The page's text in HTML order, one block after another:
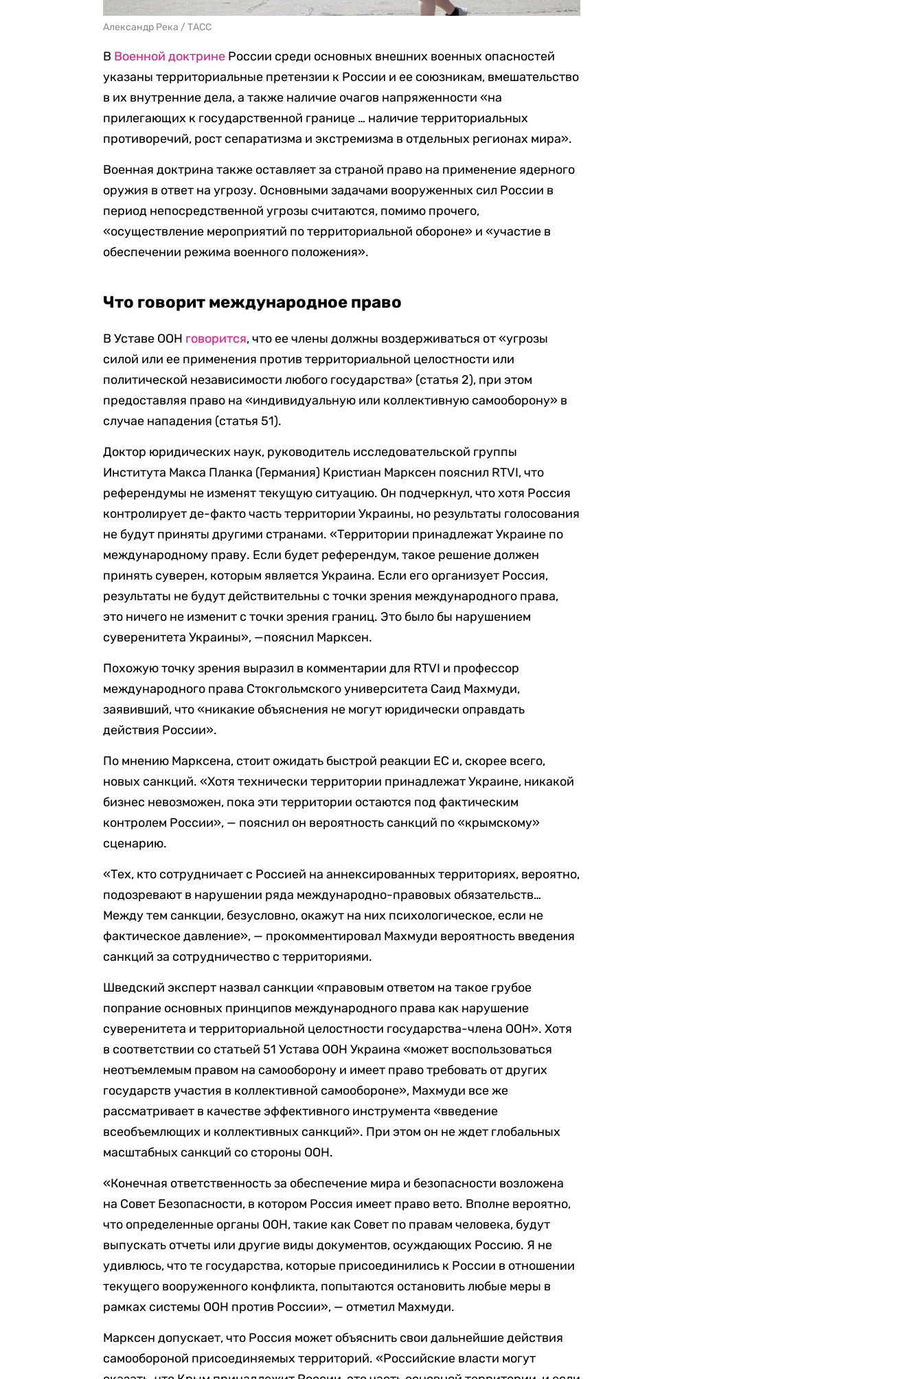
Александр Река / ТАСС
В Военной доктрине России среди основных внешних военных опасностей
указаны территориальные претензии к России и ее союзникам, вмешательство
в их внутренние дела, а также наличие очагов напряженности «на
прилегающих к государственной границе … наличие территориальных
противоречий, рост сепаратизма и экстремизма в отдельных регионах мира».
Военная доктрина также оставляет за страной право на применение ядерного
оружия в ответ на угрозу. Основными задачами вооруженных сил России в
период непосредственной угрозы считаются, помимо прочего,
«осуществление мероприятий по территориальной обороне» и «участие в
обеспечении режима военного положения».
Что говорит международное право
В Уставе ООН говорится, что ее члены должны воздерживаться от «угрозы
силой или ее применения против территориальной целостности или
политической независимости любого государства» (статья 2), при этом
предоставляя право на «индивидуальную или коллективную самооборону» в
случае нападения (статья 51).
Доктор юридических наук, руководитель исследовательской группы
Института Макса Планка (Германия) Кристиан Марксен пояснил RTVI, что
референдумы не изменят текущую ситуацию. Он подчеркнул, что хотя Россия
контролирует де-факто часть территории Украины, но результаты голосования
не будут приняты другими странами. «Территории принадлежат Украине по
международному праву. Если будет референдум, такое решение должен
принять суверен, которым является Украина. Если его организует Россия,
результаты не будут действительны с точки зрения международного права,
это ничего не изменит с точки зрения границ. Это было бы нарушением
суверенитета Украины», —пояснил Марксен.
Похожую точку зрения выразил в комментарии для RTVI и профессор
международного права Стокгольмского университета Саид Махмуди,
заявивший, что «никакие объяснения не могут юридически оправдать
действия России».
По мнению Марксена, стоит ожидать быстрой реакции ЕС и, скорее всего,
новых санкций. «Хотя технически территории принадлежат Украине, никакой
бизнес невозможен, пока эти территории остаются под фактическим
контролем России», — пояснил он вероятность санкций по «крымскому»
сценарию.
«Тех, кто сотрудничает с Россией на аннексированных территориях, вероятно,
подозревают в нарушении ряда международно-правовых обязательств…
Между тем санкции, безусловно, окажут на них психологическое, если не
фактическое давление», — прокомментировал Махмуди вероятность введения
санкций за сотрудничество с территориями.
Шведский эксперт назвал санкции «правовым ответом на такое грубое
попрание основных принципов международного права как нарушение
суверенитета и территориальной целостности государства-члена ООН». Хотя
в соответствии со статьей 51 Устава ООН Украина «может воспользоваться
неотъемлемым правом на самооборону и имеет право требовать от других
государств участия в коллективной самообороне», Махмуди все же
рассматривает в качестве эффективного инструмента «введение
всеобъемлющих и коллективных санкций». При этом он не ждет глобальных
масштабных санкций со стороны ООН.
«Конечная ответственность за обеспечение мира и безопасности возложена
на Совет Безопасности, в котором Россия имеет право вето. Вполне вероятно,
что определенные органы ООН, такие как Совет по правам человека, будут
выпускать отчеты или другие виды документов, осуждающих Россию. Я не
удивлюсь, что те государства, которые присоединились к России в отношении
текущего вооруженного конфликта, попытаются остановить любые меры в
рамках системы ООН против России», — отметил Махмуди.
Марксен допускает, что Россия может объяснить свои дальнейшие действия
самообороной присоединяемых территорий. «Российские власти могут